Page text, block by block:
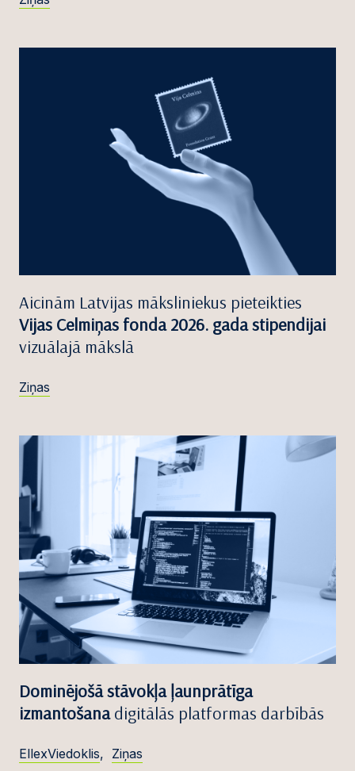
Aicinām Latvijas māksliniekus pieteikties
Vijas Celmiņas fonda 2026. gada stipendijai
vizuālajā mākslā
Ziņas
Dominējošā stāvokļa ļaunprātīga
izmantošanadigitālās platformas darbībās
EllexViedoklis, Ziņas